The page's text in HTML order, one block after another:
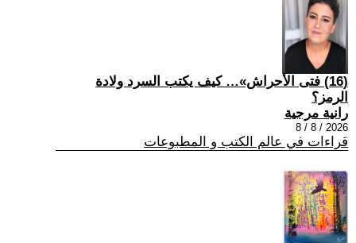
(16) فتى الأحراش»… كيف يكتب السرد ولادة
الرمز؟
رانية مرجية
2026 / 8 / 8
قراءات في عالم الكتب و المطبوعات